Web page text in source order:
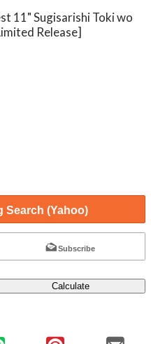
11" Sugisarishi Toki wo
Release]
Search (Yahoo)
Subscribe
Calculate